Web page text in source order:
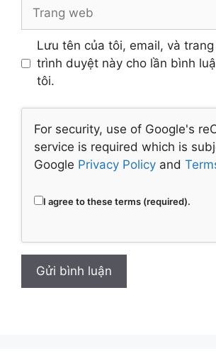
web
Lưu tên của tôi, email, và
trình duyệt này cho lần bình
tôi.
For security, use of Google's
service is required which is
Google Privacy Policy and
I agree to these terms (required).